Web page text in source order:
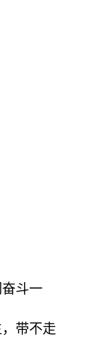
斗一
带不走